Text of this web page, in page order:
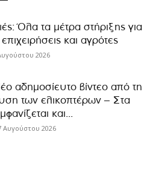
Όλα τα μέτρα στήριξης για
και αγρότες
2026
αδημοσίευτο βίντεο από τη
των ελικοπτέρων – Στα
και...
Αυγούστου 2026